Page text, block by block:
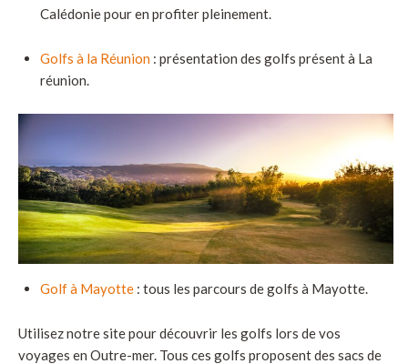
Calédonie pour en profiter pleinement.
Golfs à la Réunion : présentation des golfs présent à La
réunion.
Golf à Mayotte : tous les parcours de golfs à Mayotte.
Utilisez notre site pour découvrir les golfs lors de vos
voyages en Outre-mer. Tous ces golfs proposent des sacs de